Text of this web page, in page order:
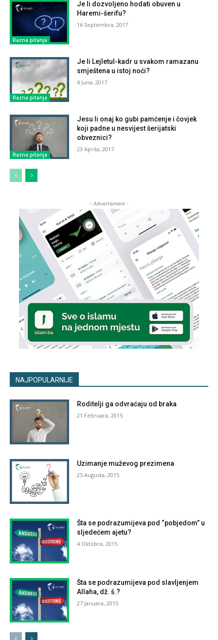
Razna pitanja
Je li dozvoljeno hodati obuven u
Haremi-šerifu?
16 Septembra, 2017
Razna pitanja
Je li Lejletul-kadr u svakom ramazanu
smještena u istoj noći?
4 Juna, 2017
Razna pitanja
Jesu li onaj ko gubi pamćenje i čovjek
koji padne u nesvijest šerijatski
obveznici?
23 Aprila, 2017
- Advertisment -
NAJPOPULARNIJE
Roditelji ga odvraćaju od braka
21 Februara, 2015
Uzimanje muževog prezimena
25 Augusta, 2015
Šta se podrazumijeva pod “pobjedom” u
sljedećem ajetu?
4 Oktobra, 2015
Šta se podrazumijeva pod slavljenjem
Allaha, dž. š.?
27 Januara, 2015